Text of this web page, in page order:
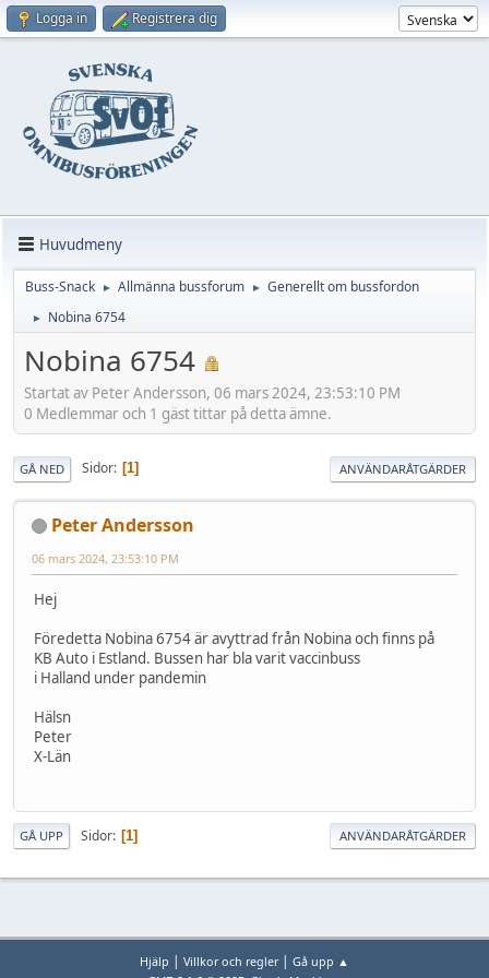
Logga in Registrera dig
Huvudmeny
Buss-Snack ► Allmänna bussforum ► Generellt om bussfordon
► Nobina 6754
Nobina 6754
Startat av Peter Andersson, 06 mars 2024, 23:53:10 PM
0 Medlemmar och 1 gäst tittar på detta ämne.
GÅ NED Sidor 1 ANVÄNDARÅTGÄRDER
Peter Andersson
06 mars 2024, 23:53:10 PM
Hej
Föredetta Nobina 6754 är avyttrad från Nobina och finns på
KB Auto i Estland. Bussen har bla varit vaccinbuss
i Halland under pandemin
Hälsn
Peter
X-Län
GÅ UPP Sidor 1 ANVÄNDARÅTGÄRDER
Hjälp Villkor och regler| Gå upp ▲